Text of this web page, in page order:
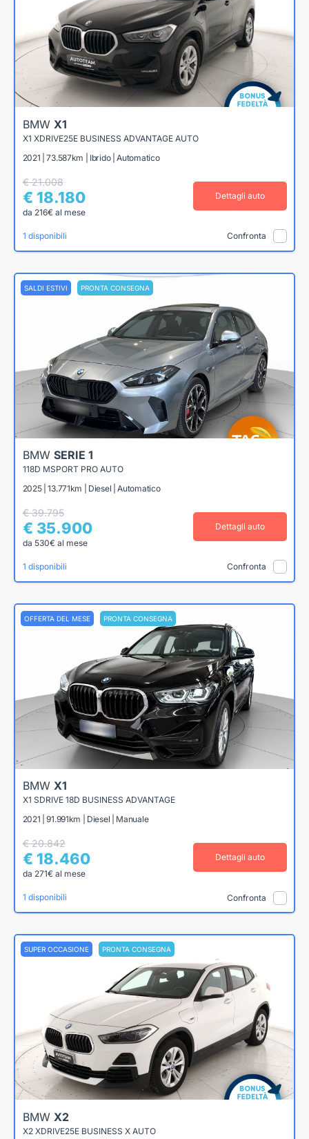
BMW X1
X1 XDRIVE25E BUSINESS ADVANTAGE AUTO
2021 | 73.587km | Ibrido | Automatico
€ 21.008
€ 18.180
da 216€ al mese
Dettagli auto
1 disponibili Confronta
SALDI ESTIVI PRONTA CONSEGNA
BMW SERIE 1
118D MSPORT PRO AUTO
2025 | 13.771km | Diesel | Automatico
€ 39.795
€ 35.900
da 530€ al mese
Dettagli auto
1 disponibili Confronta
OFFERTA DEL MESE PRONTA CONSEGNA
BMW X1
X1 SDRIVE 18D BUSINESS ADVANTAGE
2021 | 91.991km | Diesel | Manuale
€ 20.842
€ 18.460
da 271€ al mese
Dettagli auto
1 disponibili Confronta
SUPER OCCASIONE PRONTA CONSEGNA
BMW X2
X2 XDRIVE25E BUSINESS X AUTO